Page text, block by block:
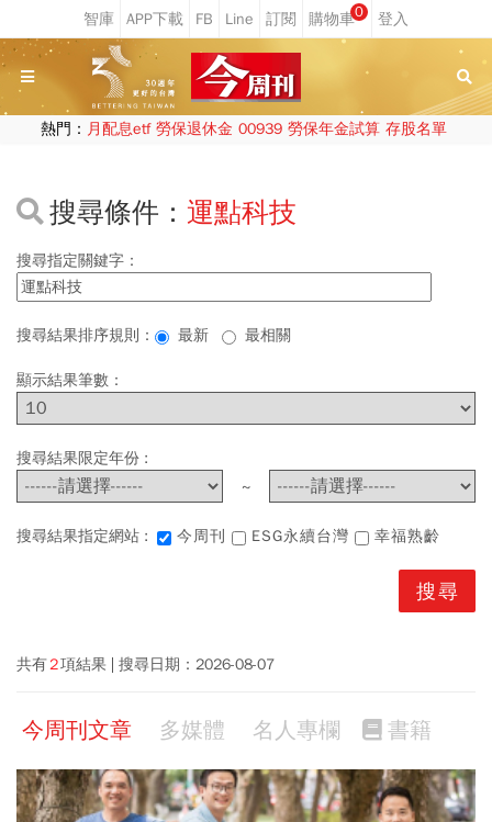
0
熱門： 月配息etf 勞保退休金 00939 勞保年金試算 存股名單
搜尋條件： 運點科技
搜尋指定關鍵字：
搜尋結果排序規則： 最新 最相關
顯示結果筆數：
搜尋結果限定年份 :
~
搜尋結果指定網站 : 今周刊 ESG永續台灣 幸福熟齡
共有2項結果 搜尋日期： 2026-08-07
今周刊文章 多媒體 名人專欄 書籍